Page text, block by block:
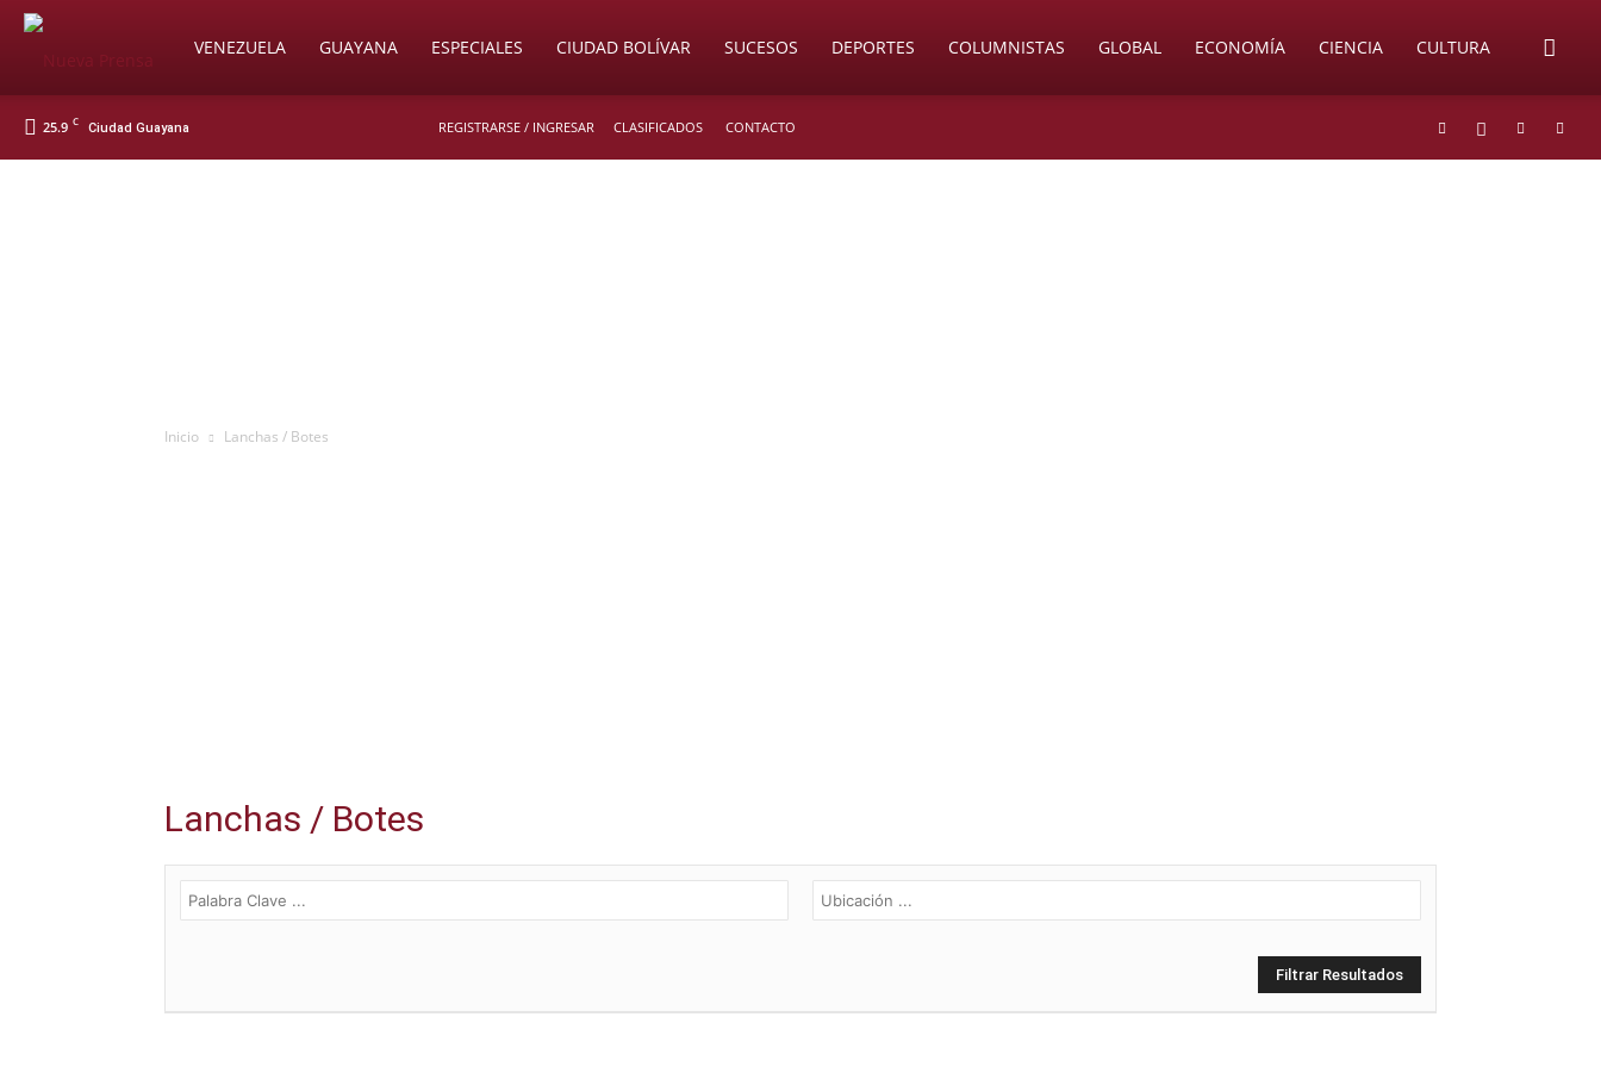
SoyVENEZUELA GUAYANA ESPECIALES CIUDAD BOLÍVAR SUCESOS DEPORTES COLUMNISTAS GLOBAL ECONOMÍA CIENCIA CULTURA
25.9 C Ciudad Guayana REGISTRARSE / INGRESAR CLASIFICADOS CONTACTO
Inicio Lanchas / Botes
Lanchas / Botes